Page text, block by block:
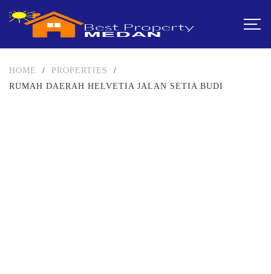
HOME / PROPERTIES
/
RUMAH DAERAH HELVETIA JALAN SETIA BUDI